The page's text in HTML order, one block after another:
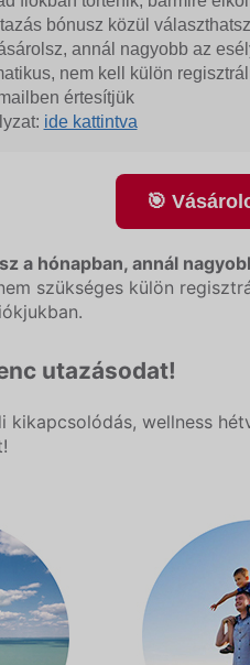
bónusz közül választhatsz
annál nagyobb az
nem kell külön
értesítjük
ide kattintva
🎯
a hónapban, annál
szükséges külön
utazásodat!
kikapcsolódás, wellness